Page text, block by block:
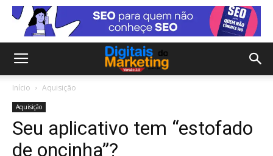
Início Aquisição
Aquisição
Seu aplicativo tem “estofado
de oncinha”?